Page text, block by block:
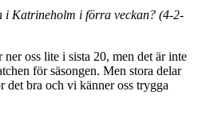
i Katrineholm i förra veckan? (4-2-
oss lite i sista 20, men det är inte
för säsongen. Men stora delar
det bra och vi känner oss trygga